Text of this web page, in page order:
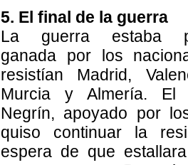
5. El final de la guerra
La guerra estaba
ganada por los
resistían Madrid,
Murcia y Almería. El
Negrín, apoyado por
quiso continuar la
espera de que